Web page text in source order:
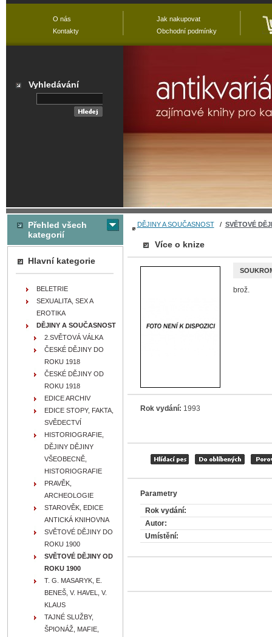
DĚJINY A SOUČASNOST/ SVĚTOVÉ
Více o knize
brož.
Rok vydání: 1993
Parametry
Rok vydání:
Autor:
Umístění:
Přehled všech
kategorií
Hlavní kategorie
BELETRIE
SEXUALITA, SEX A
EROTIKA
DĚJINY A SOUČASNOST
2.SVĚTOVÁ VÁLKA
ČESKÉ DĚJINY DO
ROKU 1918
ČESKÉ DĚJINY OD
ROKU 1918
EDICE ARCHIV
EDICE STOPY, FAKTA,
SVĚDECTVÍ
HISTORIOGRAFIE,
DĚJINY DĚJINY
VŠEOBECNĚ,
HISTORIOGRAFIE
PRAVĚK,
ARCHEOLOGIE
STAROVĚK, EDICE
ANTICKÁ KNIHOVNA
SVĚTOVÉ DĚJINY DO
ROKU 1900
SVĚTOVÉ DĚJINY OD
ROKU 1900
T. G. MASARYK, E.
BENEŠ, V. HAVEL, V.
KLAUS
TAJNÉ SLUŽBY,
ŠPIONÁŽ, MAFIE,
O nás
Kontakty
Jak nakupovat
Obchodní podmínky
Vyhledávání